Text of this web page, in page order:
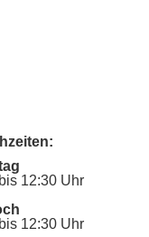
12:30 Uhr
12:30 Uhr